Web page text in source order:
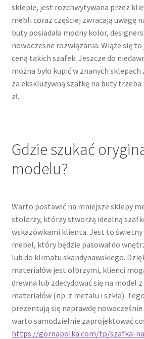
sklepie, jest rozchwytywana przez
mebli coraz częściej zwracają uwagę
buty posiadała modny kolor,
nowoczesne rozwiązania. Wiąże się to
ceną takich szafek. Jeszcze do
można było kupić w znanych sklepach
za ekskluzywną szafkę na buty trzeba
zł.
Gdzie szukać
modelu?
Warto postawić na mniejsze sklepy
stolarzy, którzy stworzą idealną
wskazówkami klienta. Jest to świetny
mebel, który będzie pasował do
lub do klimatu skandynawskiego.
materiałów jest olbrzymi, klienci
drewna lub zdecydować się na model z
materiałów (np. z metalu i szkła).
prezentują się naprawdę
warto samodzielnie zaprojektować
https://gornapolka.com/tp/szafka-